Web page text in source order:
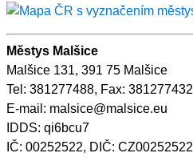
Městys Malšice
Malšice 131, 391 75 Malšice
Tel: 381277488, Fax: 381277432
E-mail: malsice@malsice.eu
IDDS: qi6bcu7
IČ: 00252522, DIČ: CZ00252522